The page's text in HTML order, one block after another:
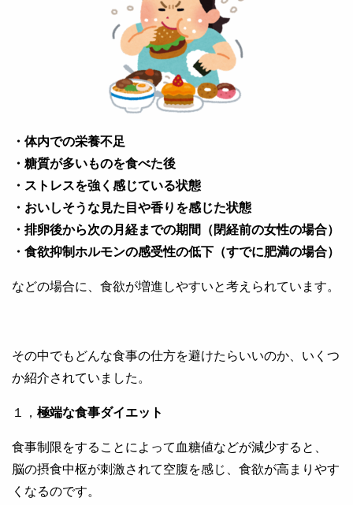
・体内での栄養不足
・糖質が多いものを食べた後
・ストレスを強く感じている状態
・おいしそうな見た目や香りを感じた状態
・排卵後から次の月経までの期間（閉経前の女性の場合）
・食欲抑制ホルモンの感受性の低下（すでに肥満の場合）
などの場合に、食欲が増進しやすいと考えられています。
その中でもどんな食事の仕方を避けたらいいのか、いくつ
か紹介されていました。
１， 極端な食事ダイエット
食事制限をすることによって血糖値などが減少すると、
脳の摂食中枢が刺激されて空腹を感じ、食欲が高まりやす
くなるのです。